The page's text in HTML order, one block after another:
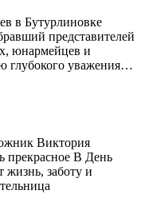
в Бутурлиновке
представителей
юнармейцев и
глубокого уважения…
Виктория
прекрасное В День
жизнь, заботу и